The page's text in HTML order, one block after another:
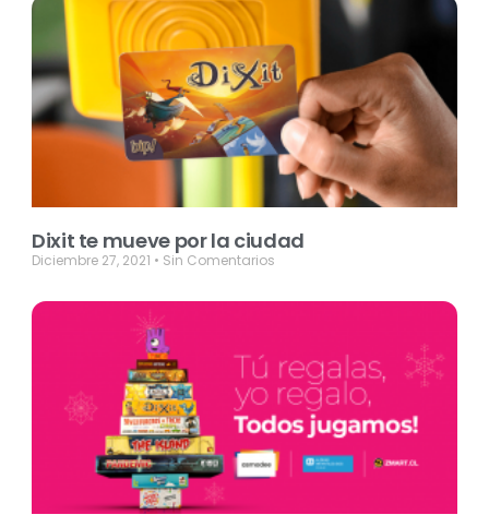
Dixit te mueve por la ciudad
Diciembre 27, 2021 Sin Comentarios